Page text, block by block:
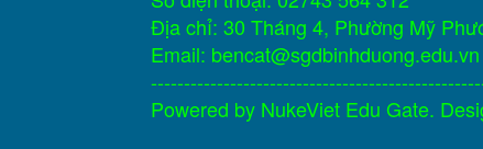
Địa chỉ: 30 Tháng 4, Phường Mỹ
Email: bencat@sgdbinhduong.edu.vn
Powered by NukeViet Edu Gate.